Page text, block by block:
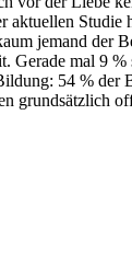
aktuellen
jemand
mal 9
54 %